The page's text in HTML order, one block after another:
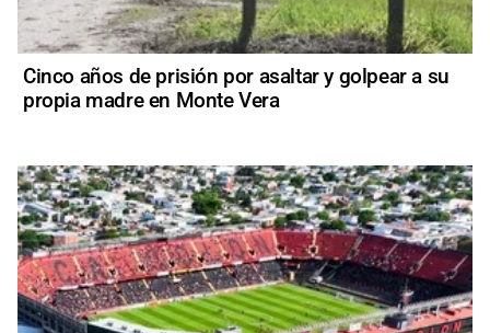
Cinco años de prisión por asaltar y golpear a su
propia madre en Monte Vera